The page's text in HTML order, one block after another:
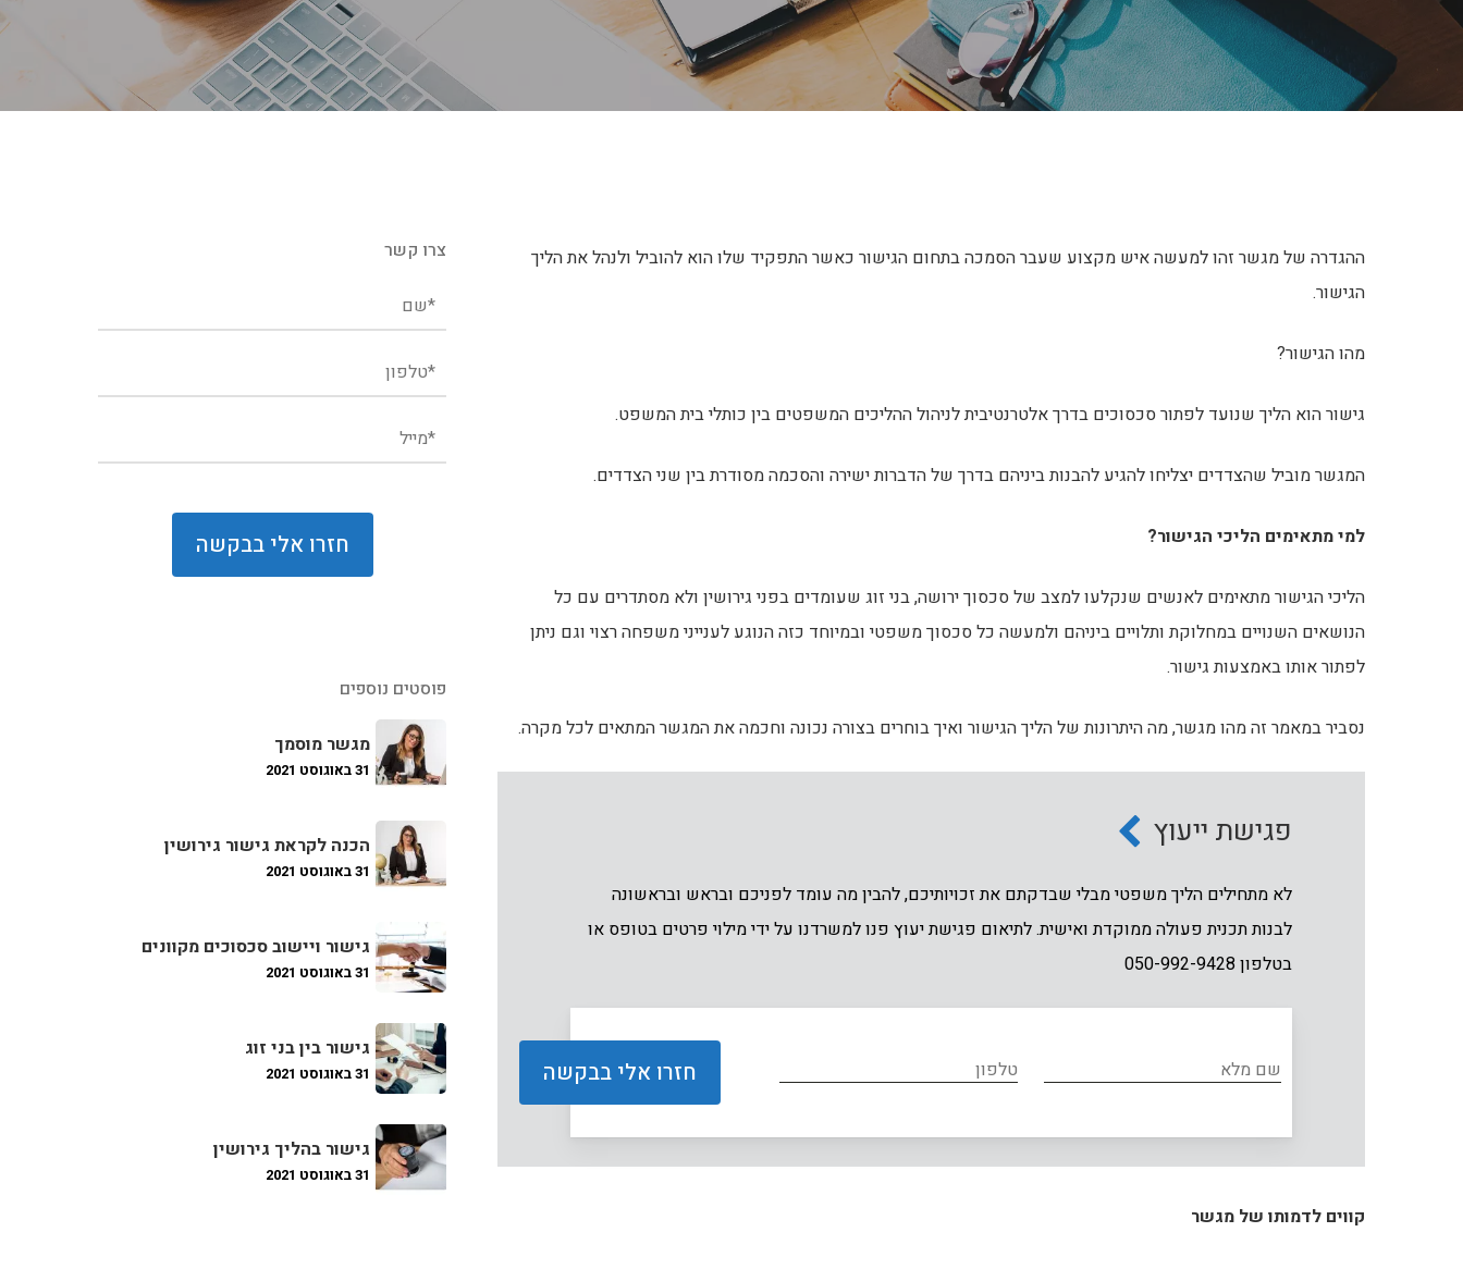
ההגדרה של מגשר זהו למעשה איש מקצוע שעבר הסמכה בתחום הגישור כאשר התפקיד שלו הוא להוביל ולנהל את הליך
הגישור.
מהו הגישור?
גישור הוא הליך שנועד לפתור סכסוכים בדרך אלטרנטיבית לניהול ההליכים המשפטים בין כותלי בית המשפט.
המגשר מוביל שהצדדים יצליחו להגיע להבנות ביניהם בדרך של הדברות ישירה והסכמה מסודרת בין שני הצדדים.
למי מתאימים הליכי הגישור?
הליכי הגישור מתאימים לאנשים שנקלעו למצב של סכסוך ירושה, בני זוג שעומדים בפני גירושין ולא מסתדרים עם כל
הנושאים השנויים במחלוקת ותלויים ביניהם ולמעשה כל סכסוך משפטי ובמיוחד כזה הנוגע לענייני משפחה רצוי וגם ניתן
לפתור אותו באמצעות גישור.
נסביר במאמר זה מהו מגשר, מה היתרונות של הליך הגישור ואיך בוחרים בצורה נכונה וחכמה את המגשר המתאים לכל מקרה.
פגישת ייעוץ
לא מתחילים הליך משפטי מבלי שבדקתם את זכויותיכם, להבין מה עומד לפניכם ובראש ובראשונה
לבנות תכנית פעולה ממוקדת ואישית. לתיאום פגישת יעוץ פנו למשרדנו על ידי מילוי פרטים בטופס או
בטלפון 050-992-9428
קווים לדמותו של מגשר
צרו קשר
פוסטים נוספים
מגשר מוסמך
31 באוגוסט 2021
הכנה לקראת גישור גירושין
31 באוגוסט 2021
גישור ויישוב סכסוכים מקוונים
31 באוגוסט 2021
גישור בין בני זוג
31 באוגוסט 2021
גישור בהליך גירושין
31 באוגוסט 2021